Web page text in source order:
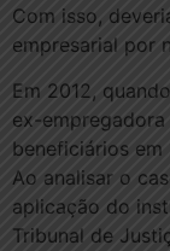
Com isso,
empresarial por
Em 2012,
ex-
beneficiários em
Ao analisar o
aplicação do
Tribunal de